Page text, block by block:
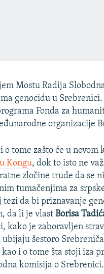
Mostu Radija
genocidu u
Fonda za
organizacije
o tome zašto će u
Kongu, dok to isto ne
zločine trude da se
tumačenjima za
tezi da bi priznavanje
da li je vlastBorisa
kako je zaboravljen
šestoro
kao i o tome šta stoji iza
komisija o Srebrenici.